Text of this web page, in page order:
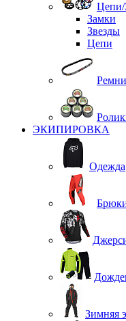
Цепи/
Замки
Звезды
Цепи
ЭКИПИРОВКА
Одежда
Зимняя